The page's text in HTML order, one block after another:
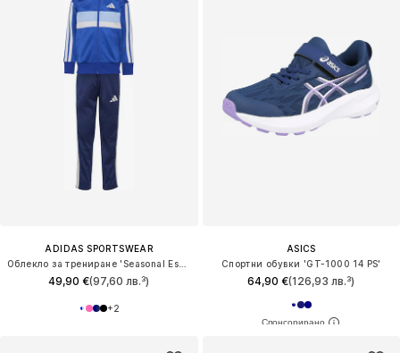
ADIDAS SPORTSWEAR
49,90 €(97,60 лв.³)
+2
ASICS
Спортни обувки 'GT-1000 14 PS'
64,90 €(126,93 лв.³)